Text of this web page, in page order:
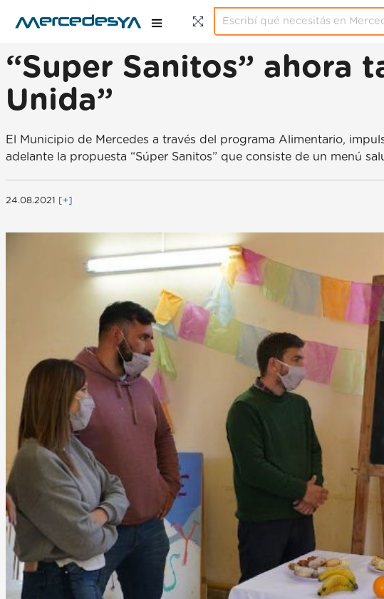
“Super Sanitos” ahora
Unida”
El Municipio de Mercedes a través del programa Alimentario,
adelante la propuesta “Súper Sanitos” que consiste de un menú
24.08.2021 [+]